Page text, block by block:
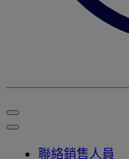
聯絡銷售人員